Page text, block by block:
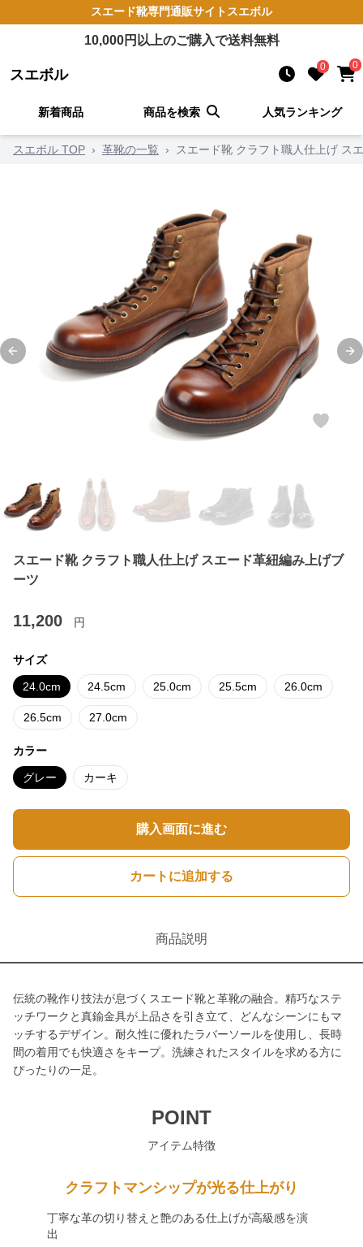
スエード靴専門通販サイト スエボル
10,000円以上のご購入で送料無料
スエボル 0 0
新着商品 商品を検索 人気ランキング
スエボル TOP › 革靴の一覧 › スエード靴 クラフト職人仕上げ ス
Previous slide
スエード靴 クラフト職人仕上げ スエード革紐編み上げブ
ーツ
11,200 円
サイズ
24.0cm 24.5cm 25.0cm 25.5cm 26.0cm
26.5cm 27.0cm
カラー
グレー カーキ
購入画面に進む
カートに追加する
商品説明
伝統の靴作り技法が息づくスエード靴と革靴の融合。精巧なステ
ッチワークと真鍮金具が上品さを引き立て、どんなシーンにもマ
ッチするデザイン。耐久性に優れたラバーソールを使用し、長時
間の着用でも快適さをキープ。洗練されたスタイルを求める方に
ぴったりの一足。
POINT
アイテム特徴
クラフトマンシップが光る仕上がり
丁寧な革の切り替えと艶のある仕上げが高級感を演
出